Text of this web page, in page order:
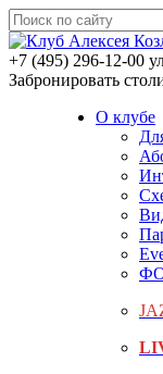
+7 (495) 296-12-00
Забронировать
О клубе